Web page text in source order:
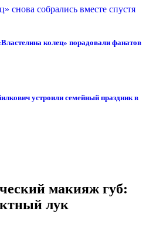
колец» порадовали фанатов
устроили семейный праздник в
макияж губ:
лук